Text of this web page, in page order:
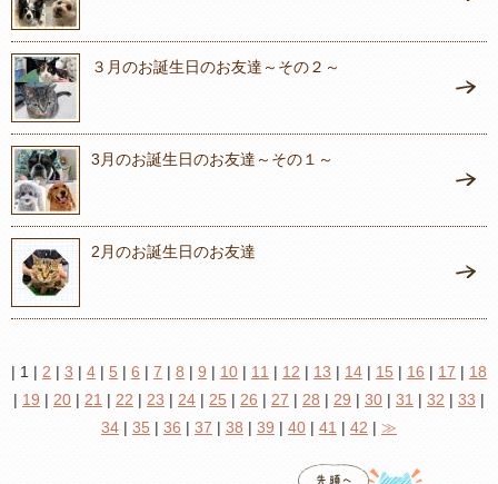
３月のお誕生日のお友達～その２～
3月のお誕生日のお友達～その１～
2月のお誕生日のお友達
| 1 | 2 | 3 | 4 | 5 | 6 | 7 | 8 | 9 | 10 | 11 | 12 | 13 | 14 | 15 | 16 | 17 | 18
| 19 | 20 | 21 | 22 | 23 | 24 | 25 | 26 | 27 | 28 | 29 | 30 | 31 | 32 | 33 |
34 | 35 | 36 | 37 | 38 | 39 | 40 | 41 | 42 | ≫